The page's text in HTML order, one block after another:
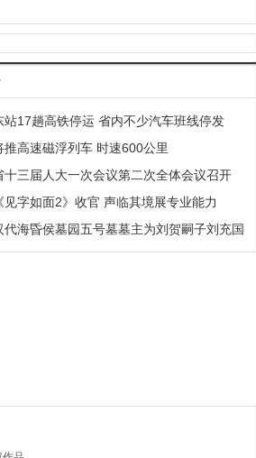
站17趟高铁停运 省内不少汽车班线停发
推高速磁浮列车 时速600公里
十三届人大一次会议第二次全体会议召开
见字如面2》收官 声临其境展专业能力
代海昏侯墓园五号墓墓主为刘贺嗣子刘充国